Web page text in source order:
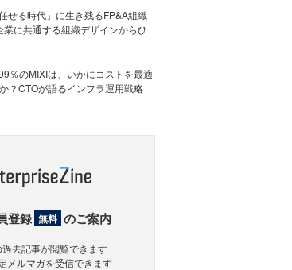
せる時代」に生き残るFP&A組織
に共通する組織デザインからひ
％のMIXIは、いかにコストを最適
？CTOが語るインフラ運用戦略
登録 無料 のご案内
過去記事が閲覧できます
メルマガを受信できます